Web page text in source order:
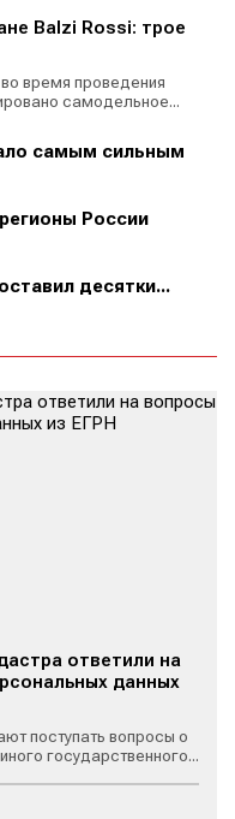
Balzi Rossi: трое
время проведения
самодельное...
самым сильным
России
десятки...
ответили на
данных
поступать вопросы о
государственного...